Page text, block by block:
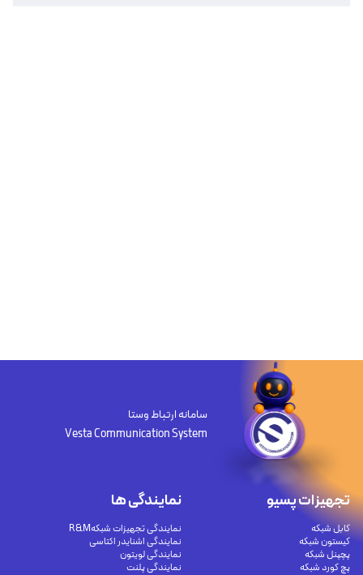
سامانه ارتباط وستا
Vesta Communication System
تجهیزات پسیو
کابل شبکه
کیستون شبکه
پچپنل شبکه
پچ کورد شبکه
نمایندگی ها
نمایندگی تجهیزات شبکهR&M
نمایندگی اشنایدر اکتاسی
نمایندگی لویتون
نمایندگی پلنت